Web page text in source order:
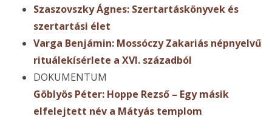
Szaszovszky Ágnes: Szertartáskönyvek és
szertartási élet
Varga Benjámin: Mossóczy Zakariás népnyelvű
rituálekísérlete a XVI. századból
DOKUMENTUM
Göblyös Péter: Hoppe Rezső – Egy másik
elfelejtett név a Mátyás templom